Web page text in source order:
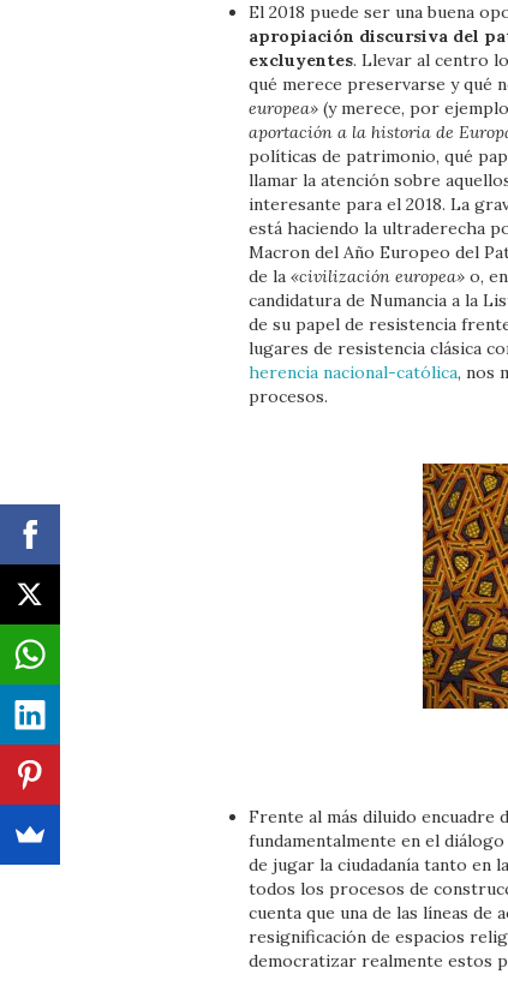
El 2018 puede ser una buena
apropiación discursiva del
excluyentes. Llevar al centro
qué merece preservarse y qué
europea» (y merece, por
aportación a la historia de
políticas de patrimonio, qué
llamar la atención sobre
interesante para el 2018. La
está haciendo la ultraderecha
Macron del Año Europeo del
de la «civilización europea» o,
candidatura de Numancia a la
de su papel de resistencia
lugares de resistencia clásica
herencia nacional-católica, nos
procesos.
Frente al más diluido encuadre
fundamentalmente en el
de jugar la ciudadanía tanto en
todos los procesos de
cuenta que una de las líneas de
resignificación de espacios
democratizar realmente estos